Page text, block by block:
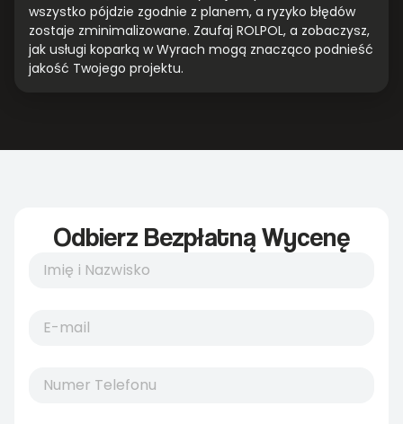
wszystko pójdzie zgodnie z planem, a ryzyko błędów
zostaje zminimalizowane. Zaufaj ROLPOL, a zobaczysz,
jak usługi koparką w Wyrach mogą znacząco podnieść
jakość Twojego projektu.
Odbierz Bezpłatną Wycenę